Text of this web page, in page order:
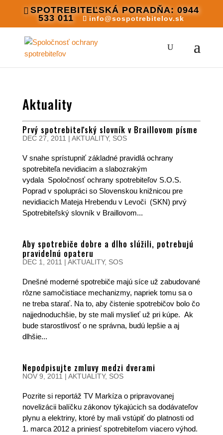
SPOTREBITEĽSKÁ PORADŇA: 0944
533 011
info@sospotrebitelov.sk
Aktuality
Prvý spotrebiteľský slovník v Braillovom písme
DEC 27, 2011 | AKTUALITY, SOS
V snahe sprístupniť základné pravidlá ochrany
spotrebiteľa nevidiacim a slabozrakým
vydala Spoločnosť ochrany spotrebiteľov S.O.S.
Poprad v spolupráci so Slovenskou knižnicou pre
nevidiacich Mateja Hrebendu v Levoči (SKN) prvý
Spotrebiteľský slovník v Braillovom...
Aby spotrebiče dobre a dlho slúžili, potrebujú
pravidelnú opateru
DEC 1, 2011 | AKTUALITY, SOS
Dnešné moderné spotrebiče majú síce už zabudované
rôzne samočistiace mechanizmy, napriek tomu sa o
ne treba starať. Na to, aby čistenie spotrebičov bolo čo
najjednoduchšie, by ste mali myslieť už pri kúpe. Ak
bude starostlivosť o ne správna, budú lepšie a aj
dlhšie...
Nepodpisujte zmluvy medzi dverami
NOV 9, 2011 | AKTUALITY, SOS
Pozrite si reportáž TV Markíza o pripravovanej
novelizácii balíčku zákonov týkajúcich sa dodávateľov
plynu a elektriny, ktoré by mali vstúpiť do platnosti od
1. marca 2012 a priniesť spotrebiteľom viacero výhod.